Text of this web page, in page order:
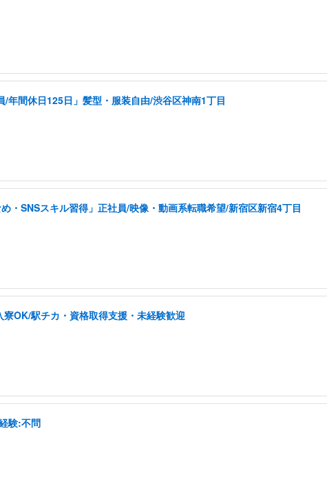
年間休日125日」髪型・服装自由/渋谷区神南1丁目
・SNSスキル習得」正社員/映像・動画系転職希望/新宿区新宿4丁目
寮OK/駅チカ・資格取得支援・未経験歓迎
験:不問